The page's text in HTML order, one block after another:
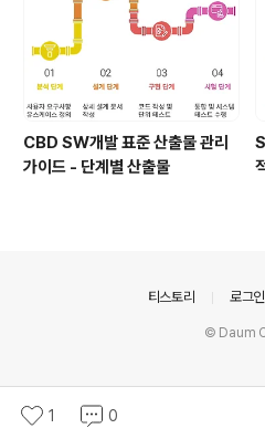
CBD SW개발 표준 산출물 관리
가이드 - 단계별 산출물
1 0
티스토리 로그인
© Daum